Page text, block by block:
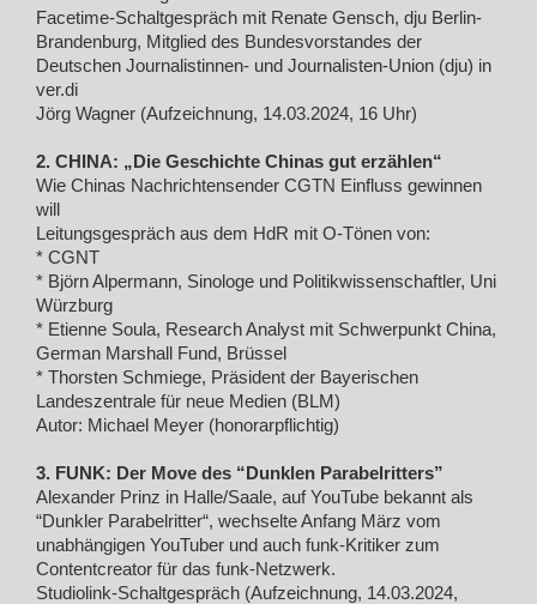
Facetime-Schaltgespräch mit Renate Gensch, dju Berlin-
Brandenburg, Mitglied des Bundesvorstandes der
Deutschen Journalistinnen- und Journalisten-Union (dju) in
ver.di
Jörg Wagner (Aufzeichnung, 14.03.2024, 16 Uhr)
2. CHINA: „Die Geschichte Chinas gut erzählen“
Wie Chinas Nachrichtensender CGTN Einfluss gewinnen
will
Leitungsgespräch aus dem HdR mit O-Tönen von:
* CGNT
* Björn Alpermann, Sinologe und Politikwissenschaftler, Uni
Würzburg
* Etienne Soula, Research Analyst mit Schwerpunkt China,
German Marshall Fund, Brüssel
* Thorsten Schmiege, Präsident der Bayerischen
Landeszentrale für neue Medien (BLM)
Autor: Michael Meyer (honorarpflichtig)
3. FUNK: Der Move des “Dunklen Parabelritters”
Alexander Prinz in Halle/Saale, auf YouTube bekannt als
“Dunkler Parabelritter“, wechselte Anfang März vom
unabhängigen YouTuber und auch funk-Kritiker zum
Contentcreator für das funk-Netzwerk.
Studiolink-Schaltgespräch (Aufzeichnung, 14.03.2024,